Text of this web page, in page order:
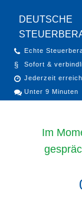
DEUTSCHE
Echte
Sofort &
Jederzeit
Unter 9 Minuten
Im